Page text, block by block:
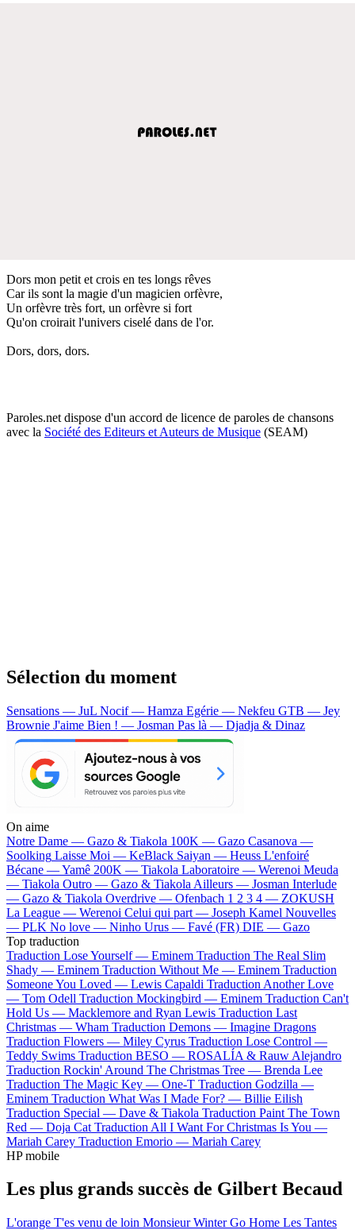
Dors mon petit et crois en tes longs rêves
Car ils sont la magie d'un magicien orfèvre,
Un orfèvre très fort, un orfèvre si fort
Qu'on croirait l'univers ciselé dans de l'or.
Dors, dors, dors.
Paroles.net dispose d'un accord de licence de paroles de chansons
avec la Société des Editeurs et Auteurs de Musique (SEAM)
Sélection du moment
Sensations — JuL Nocif — Hamza Egérie — Nekfeu GTB — Jey
Brownie J'aime Bien ! — Josman Pas là — Djadja & Dinaz
On aime
Notre Dame — Gazo & Tiakola 100K — Gazo Casanova —
Soolking Laisse Moi — KeBlack Saiyan — Heuss L'enfoiré
Bécane —Yamê 200K — Tiakola Laboratoire — Werenoi Meuda
— Tiakola Outro — Gazo & Tiakola Ailleurs — Josman Interlude
— Gazo & Tiakola Overdrive — Ofenbach 1 2 3 4 — ZOKUSH
La League — Werenoi Celui qui part — Joseph Kamel Nouvelles
— PLK No love — Ninho Urus — Favé (FR) DIE — Gazo
Top traduction
Traduction Lose Yourself — Eminem Traduction The Real Slim
Shady — Eminem Traduction Without Me — Eminem Traduction
Someone You Loved — Lewis Capaldi Traduction Another Love
— Tom Odell Traduction Mockingbird — Eminem Traduction Can't
Hold Us — Macklemore and Ryan Lewis Traduction Last
Christmas — Wham Traduction Demons — Imagine Dragons
Traduction Flowers — Miley Cyrus Traduction Lose Control —
Teddy Swims Traduction BESO — ROSALÍA & Rauw Alejandro
Traduction Rockin' Around The Christmas Tree — Brenda Lee
Traduction The Magic Key — One-T Traduction Godzilla —
Eminem Traduction What Was I Made For? — Billie Eilish
Traduction Special — Dave & Tiakola Traduction Paint The Town
Red — Doja Cat Traduction All I Want For Christmas Is You —
Mariah Carey Traduction Emorio — Mariah Carey
HP mobile
Les plus grands succès de Gilbert Becaud
L'orange T'es venu de loin Monsieur Winter Go Home Les Tantes